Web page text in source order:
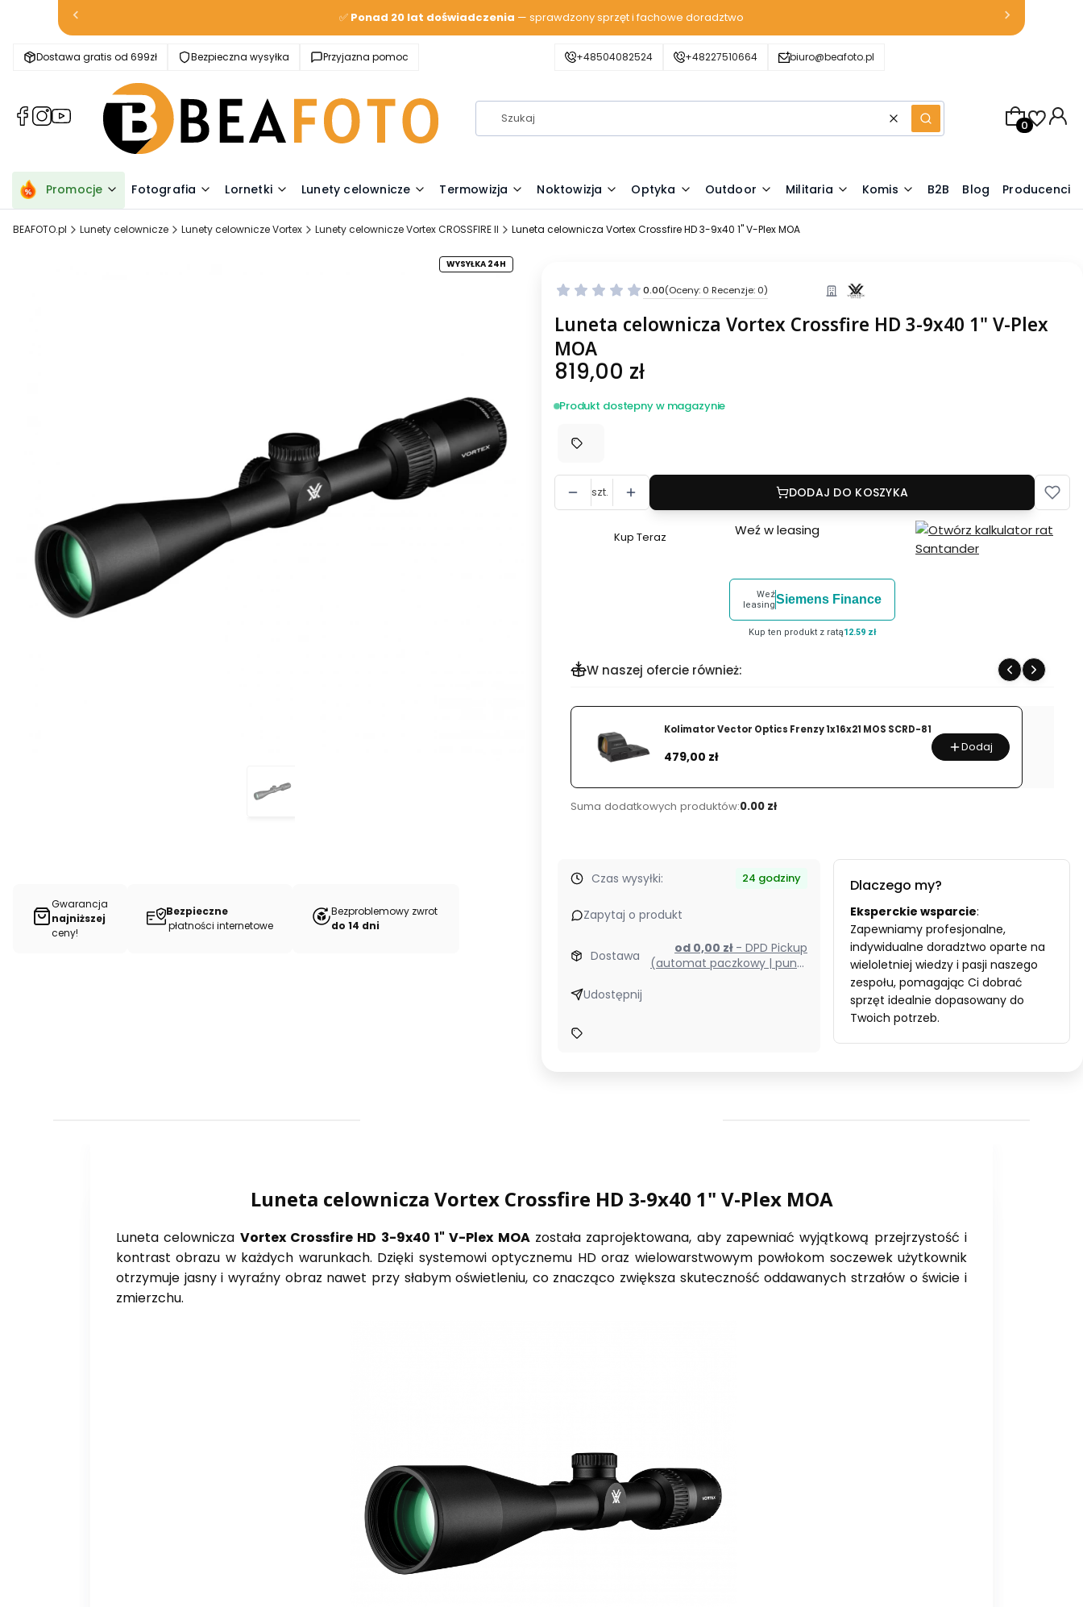
✅ Ponad 20 lat doświadczenia — sprawdzony sprzęt i fachowe doradztwo
Dostawa gratis od 699zł Bezpieczna wysyłka Przyjazna pomoc +48504082524 +48227510664 biuro@beafoto.pl
(Otwiera
karcie)
(Otwiera
karcie)
(Otwiera
karcie)
WyczyśćSzukaj
Produkty w
Promocje Fotografia Lornetki Lunety celownicze Termowizja Noktowizja Optyka Outdoor Militaria Komis B2B Blog Producenci
BEAFOTO.pl Lunety celownicze Lunety celownicze Vortex Lunety celownicze Vortex CROSSFIRE II Luneta celownicza Vortex Crossfire HD 3-9x40 1" V-Plex MOA
Gwarancja
najniższej
ceny!
Bezpieczne
płatności internetowe
Bezproblemowy zwrot
do 14 dni
WYSYŁKA 24H
0.00(Oceny: 0 Recenzje: 0)
Luneta celownicza Vortex Crossfire HD 3-9x40 1" V-Plex
MOA
Cena
819,00 zł
Produkt dostepny w magazynie
szt. DODAJ DO KOSZYKA
Szybki
Vortex
Crossfire
1"
Kup Teraz Weź w leasing
Weź
leasingSiemens Finance
Kup ten produkt z ratą12.59 zł
W naszej ofercie również:
Kolimator Vector Optics Frenzy 1x16x21 MOS SCRD-81
Cena
479,00 zł
Dodaj
Suma dodatkowych produktów:0.00 zł
Czas wysyłki: 24 godziny
Zapytaj o produkt
Dostawa od 0,00 zł - DPD Pickup
(automat paczkowy | punkt
Udostępnij
Dlaczego my?
Eksperckie wsparcie:
Zapewniamy profesjonalne,
indywidualne doradztwo oparte na
wieloletniej wiedzy i pasji naszego
zespołu, pomagając Ci dobrać
sprzęt idealnie dopasowany do
Twoich potrzeb.
Luneta celownicza Vortex Crossfire HD 3-9x40 1" V-Plex MOA
Luneta celownicza Vortex Crossfire HD 3-9x40 1" V-Plex MOAzostała zaprojektowana, aby zapewniać wyjątkową przejrzystość i
kontrast obrazu w każdych warunkach. Dzięki systemowi optycznemu HD oraz wielowarstwowym powłokom soczewek użytkownik
otrzymuje jasny i wyraźny obraz nawet przy słabym oświetleniu, co znacząco zwiększa skuteczność oddawanych strzałów o świcie i
zmierzchu.